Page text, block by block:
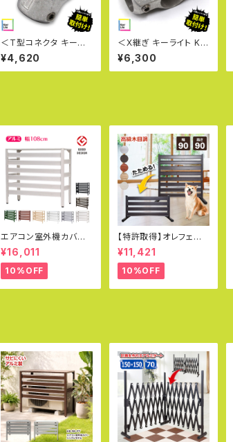
＜T型コネクタ キーラ
イト Kee Lite L10-8
＞英国キークランプ社
製 キー・ライト 単管パ
¥4,620
＜X継ぎ キーライト Ke
e Lite L26-8＞英国キ
ークランプ社製 キー・ラ
イト 単管パイプジョイン
¥6,300
エアコン室外機カバー
特大 ジャンボサイズ 10
80×390×945mm グ
ッドデザイン賞受賞 ア
ルミ製 木目調 エアコン
カバー ベランダ 雨 雪
¥16,011
10%OFF
【特許取得】オレフェン
ス 幅90×高さ90cm
選べる4色 アルミ 柱 門
扉 アルミフェンス パー
テーション 目隠し フェ
ンス 折りたたみ式 三つ
¥11,421
10%OFF